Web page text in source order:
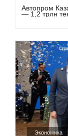
Автопром
— 1,2 трлн
Экономика